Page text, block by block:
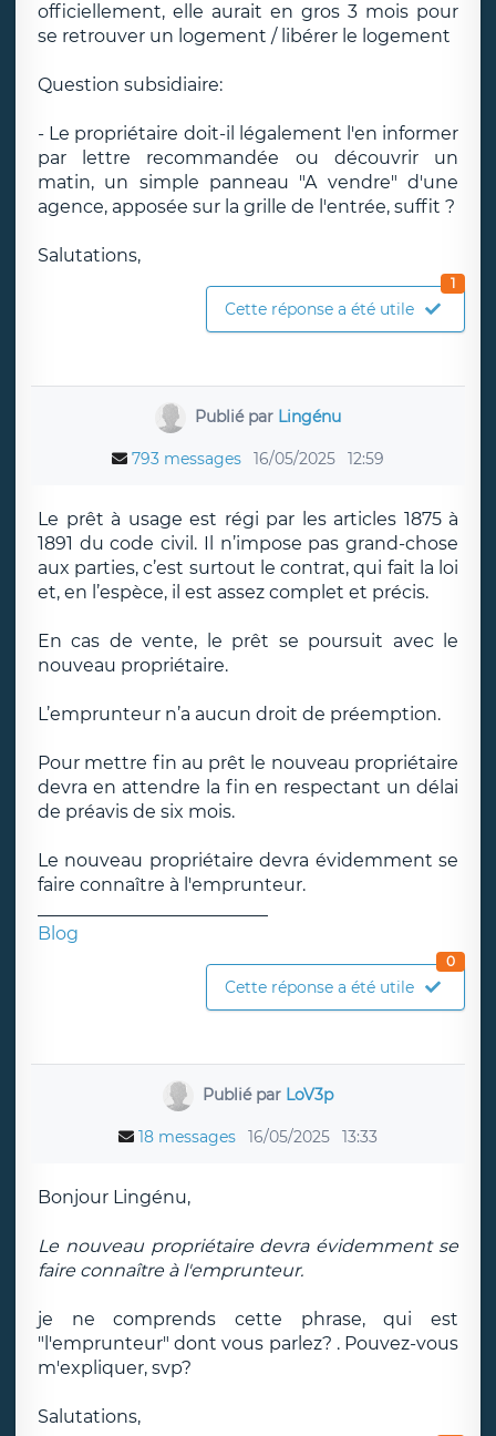
officiellement, elle aurait en gros 3 mois pour
se retrouver un logement / libérer le logement
Question subsidiaire:
- Le propriétaire doit-il légalement l'en informer
par lettre recommandée ou découvrir un
matin, un simple panneau "A vendre" d'une
agence, apposée sur la grille de l'entrée, suffit ?
Salutations,
Cette réponse a été utile
1
Publié par Lingénu
793 messages 16/05/2025 12:59
Le prêt à usage est régi par les articles 1875 à
1891 du code civil. Il n’impose pas grand-chose
aux parties, c’est surtout le contrat, qui fait la loi
et, en l’espèce, il est assez complet et précis.
En cas de vente, le prêt se poursuit avec le
nouveau propriétaire.
L’emprunteur n’a aucun droit de préemption.
Pour mettre fin au prêt le nouveau propriétaire
devra en attendre la fin en respectant un délai
de préavis de six mois.
Le nouveau propriétaire devra évidemment se
faire connaître à l'emprunteur.
Blog
Cette réponse a été utile
0
Publié par LoV3p
18 messages 16/05/2025 13:33
Bonjour Lingénu,
Le nouveau propriétaire devra évidemment se
faire connaître à l'emprunteur.
je ne comprends cette phrase, qui est
"l'emprunteur" dont vous parlez? . Pouvez-vous
m'expliquer, svp?
Salutations,